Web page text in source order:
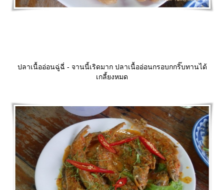
ปลาเนื้ออ่อนฉู่ฉี่ - จานนี้เริดมาก ปลาเนื้ออ่อนกรอบกกริ๊บทานได้
เกลี้ยงหมด